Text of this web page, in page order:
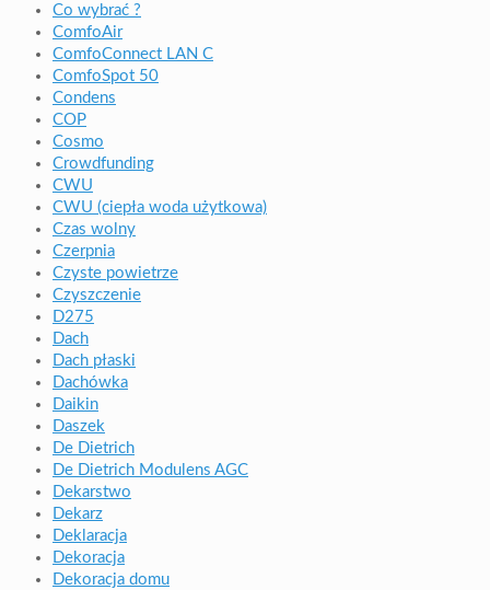
Co wybrać ?
ComfoAir
ComfoConnect LAN C
ComfoSpot 50
Condens
COP
Cosmo
Crowdfunding
CWU
CWU (ciepła woda użytkowa)
Czas wolny
Czerpnia
Czyste powietrze
Czyszczenie
D275
Dach
Dach płaski
Dachówka
Daikin
Daszek
De Dietrich
De Dietrich Modulens AGC
Dekarstwo
Dekarz
Deklaracja
Dekoracja
Dekoracja domu